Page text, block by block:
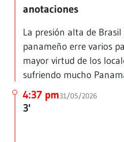
anotaciones
La presión alta de
panameño erre varios
mayor virtud de los
sufriendo mucho
4:37 pm31/05/2026
3'